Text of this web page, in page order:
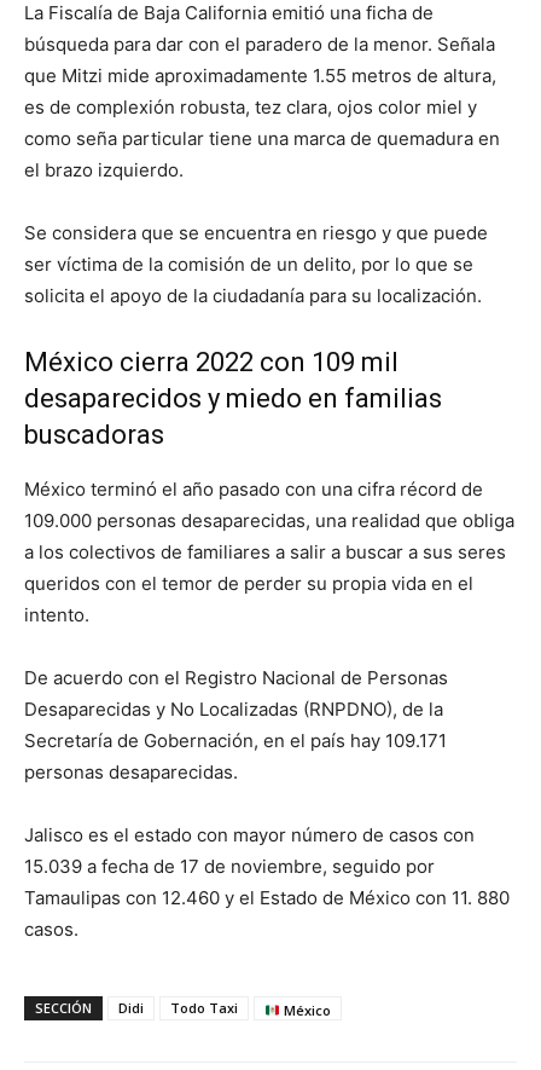
La Fiscalía de Baja California emitió una ficha de
búsqueda para dar con el paradero de la menor. Señala
que Mitzi mide aproximadamente 1.55 metros de altura,
es de complexión robusta, tez clara, ojos color miel y
como seña particular tiene una marca de quemadura en
el brazo izquierdo.
Se considera que se encuentra en riesgo y que puede
ser víctima de la comisión de un delito, por lo que se
solicita el apoyo de la ciudadanía para su localización.
México cierra 2022 con 109 mil
desaparecidos y miedo en familias
buscadoras
México terminó el año pasado con una cifra récord de
109.000 personas desaparecidas, una realidad que obliga
a los colectivos de familiares a salir a buscar a sus seres
queridos con el temor de perder su propia vida en el
intento.
De acuerdo con el Registro Nacional de Personas
Desaparecidas y No Localizadas (RNPDNO), de la
Secretaría de Gobernación, en el país hay 109.171
personas desaparecidas.
Jalisco es el estado con mayor número de casos con
15.039 a fecha de 17 de noviembre, seguido por
Tamaulipas con 12.460 y el Estado de México con 11. 880
casos.
SECCIÓN Didi Todo Taxi México